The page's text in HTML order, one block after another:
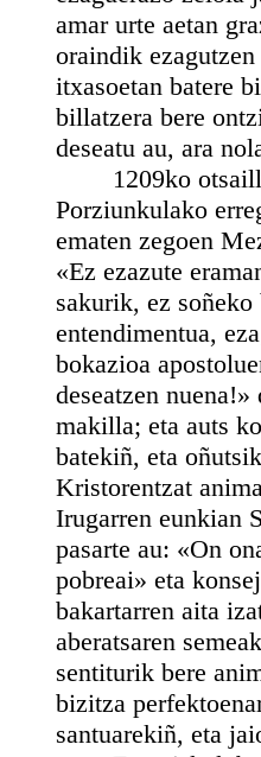
amar urte aetan
oraindik
itxasoetan batere
billatzera bere
deseatu au, ara
1209ko
Porziunkulako
ematen zegoen
«Ez ezazute
sakurik, ez
entendimentua,
bokazioa
deseatzen
makilla; eta auts
batekiñ, eta
Kristorentzat
Irugarren eunkian
pasarte au: «On
pobreai» eta
bakartarren aita
aberatsaren
sentiturik bere
bizitza
santuarekiñ, eta